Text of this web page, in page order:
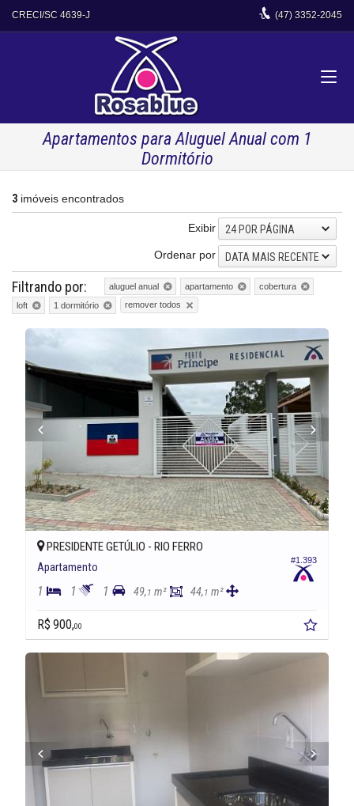
CRECI/SC 4639-J (47) 3352-2045
Apartamentos para Aluguel Anual com 1
Dormitório
3 imóveis encontrados
Exibir
24 POR PÁGINA
Ordenar por
DATA MAIS RECENTE
Filtrando por: aluguel anual apartamento
cobertura
loft
1 dormitório remover todos
#1.393
PRESIDENTE GETÚLIO - RIO FERRO
Apartamento
1 1 1 49,1 m² 44,1 m²
R$ 900,00